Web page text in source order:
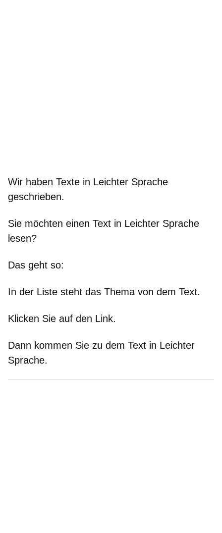
Wir haben Texte in Leichter Sprache
geschrieben.
Sie möchten einen Text in Leichter Sprache
lesen?
Das geht so:
In der Liste steht das Thema von dem Text.
Klicken Sie auf den Link.
Dann kommen Sie zu dem Text in Leichter
Sprache.